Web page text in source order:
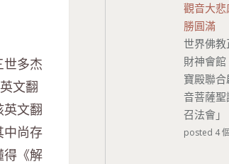
多杰
文翻
文翻
中尚存
得《解
觀音大
勝圓滿
世界佛教
財神會
寶殿聯
音菩薩
召法會」
posted 4